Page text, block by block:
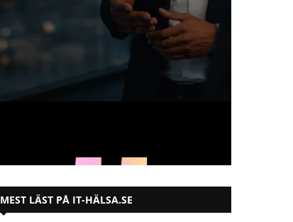
MEST LÄST PÅ IT-HÄLSA.SE